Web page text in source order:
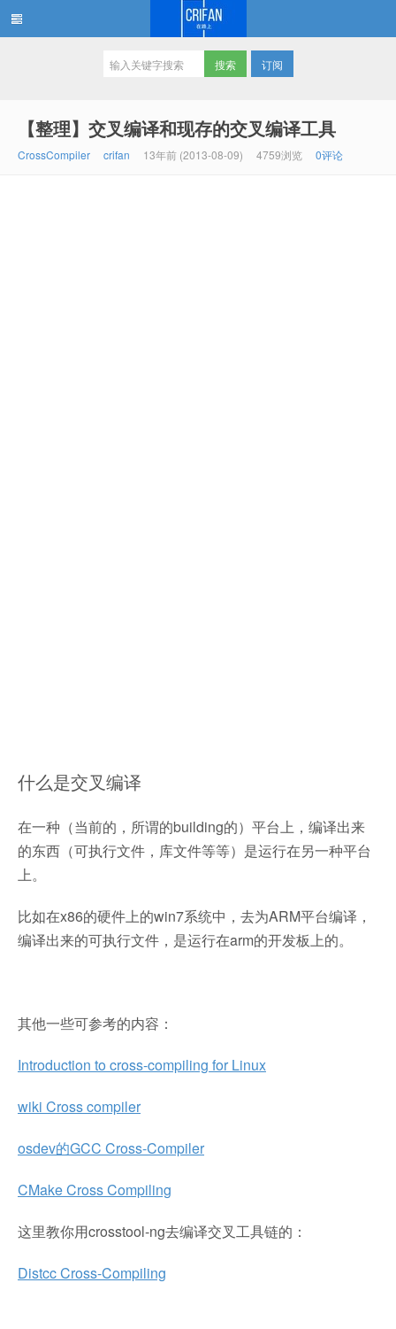
订阅
【整理】交叉编译和现存的交叉编译工具
CrossCompiler crifan 13年前 (2013-08-09) 4759浏览 0评论
什么是交叉编译
在一种（当前的，所谓的building的）平台上，编译出来
的东西（可执行文件，库文件等等）是运行在另一种平台
上。
比如在x86的硬件上的win7系统中，去为ARM平台编译，
编译出来的可执行文件，是运行在arm的开发板上的。
其他一些可参考的内容：
Introduction to cross-compiling for Linux
wiki Cross compiler
osdev的GCC Cross-Compiler
CMake Cross Compiling
这里教你用crosstool-ng去编译交叉工具链的：
Distcc Cross-Compiling